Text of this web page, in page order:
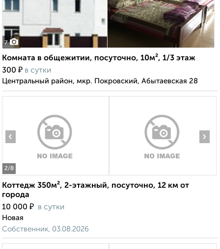
7
Комната в общежитии, посуточно, 10м², 1/3 этаж
300 ₽ в сутки
Центральный район, мкр. Покровский, Абытаевская 28
2/8
‹ ›
Коттедж 350м², 2-этажный, посуточно, 12 км от
города
10 000 ₽ в сутки
Новая
Собственник, 03.08.2026